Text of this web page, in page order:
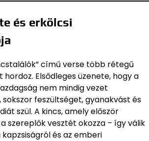
és erkölcsi
című verse több rétegű
Elsődleges üzenete, hogy a
nem mindig vezet
sokszor feszültséget, gyanakvást és
szül. A kincs, amely először
szereplők vesztét okozza – így válik
és az emberi